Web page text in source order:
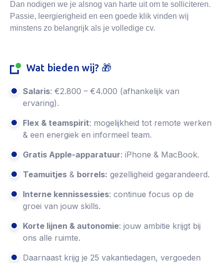
Dan nodigen we je alsnog van harte uit om te solliciteren.
Passie, leergierigheid en een goede klik vinden wij
minstens zo belangrijk als je volledige cv.
Wat bieden wij? 🎁
Salaris: €2.800 – €4.000 (afhankelijk van
ervaring).
Flex & teamspirit: mogelijkheid tot remote werken
& een energiek en informeel team.
Gratis Apple-apparatuur: iPhone & MacBook.
Teamuitjes & borrels: gezelligheid gegarandeerd.
Interne kennissessies: continue focus op de
groei van jouw skills.
Korte lijnen & autonomie: jouw ambitie krijgt bij
ons alle ruimte.
Daarnaast krijg je 25 vakantiedagen, vergoeden